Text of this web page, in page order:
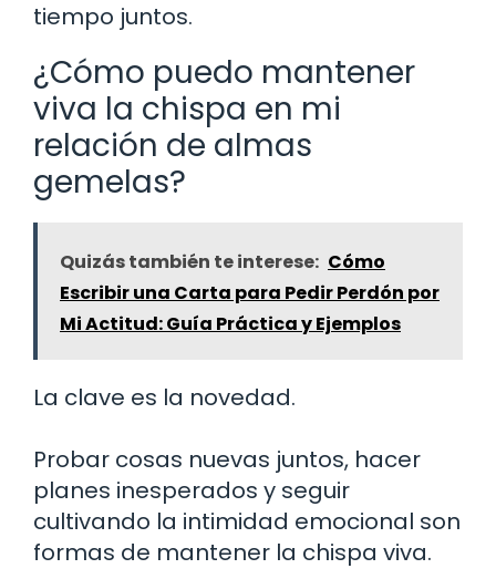
tiempo juntos.
¿Cómo puedo mantener
viva la chispa en mi
relación de almas
gemelas?
Quizás también te interese: Cómo
Escribir una Carta para Pedir Perdón por
Mi Actitud: Guía Práctica y Ejemplos
La clave es la novedad.
Probar cosas nuevas juntos, hacer
planes inesperados y seguir
cultivando la intimidad emocional son
formas de mantener la chispa viva.